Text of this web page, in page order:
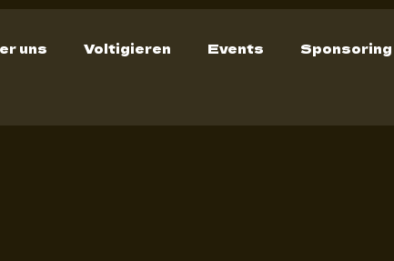
uns Voltigieren Events Sponsoring